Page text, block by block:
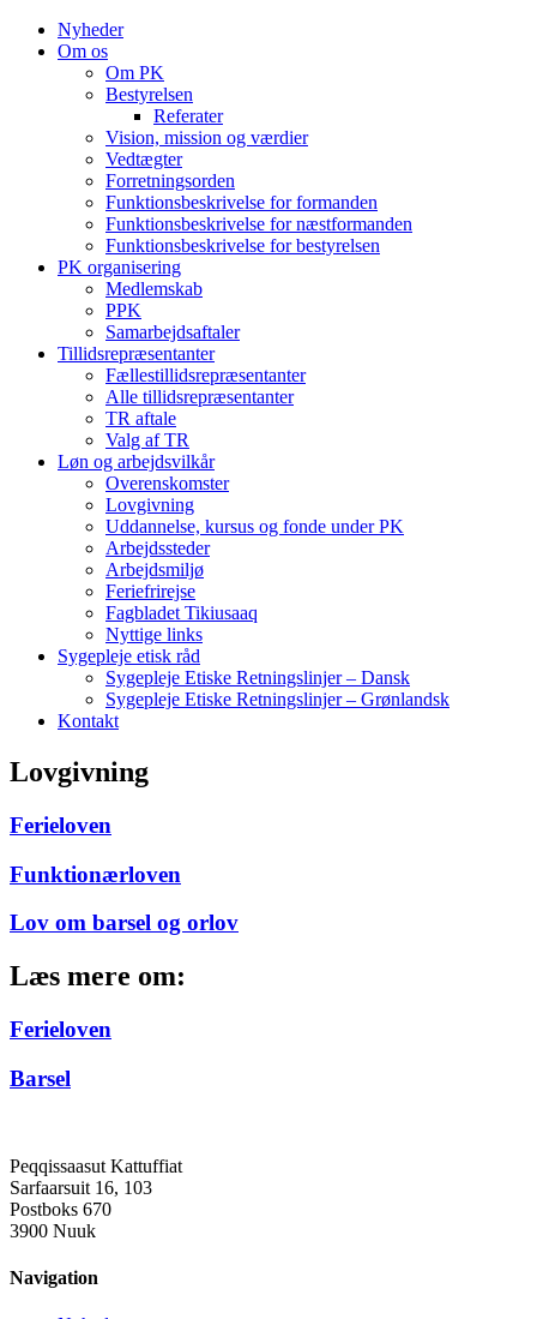
Nyheder
Om os
Om PK
Bestyrelsen
Referater
Vision, mission og værdier
Vedtægter
Forretningsorden
Funktionsbeskrivelse for formanden
Funktionsbeskrivelse for næstformanden
Funktionsbeskrivelse for bestyrelsen
PK organisering
Medlemskab
PPK
Samarbejdsaftaler
Tillidsrepræsentanter
Fællestillidsrepræsentanter
Alle tillidsrepræsentanter
TR aftale
Valg af TR
Løn og arbejdsvilkår
Overenskomster
Lovgivning
Uddannelse, kursus og fonde under PK
Arbejdssteder
Arbejdsmiljø
Feriefrirejse
Fagbladet Tikiusaaq
Nyttige links
Sygepleje etisk råd
Sygepleje Etiske Retningslinjer – Dansk
Sygepleje Etiske Retningslinjer – Grønlandsk
Kontakt
Lovgivning
Ferieloven
Funktionærloven
Lov om barsel og orlov
Læs mere om:
Ferieloven
Barsel
Peqqissaasut Kattuffiat
Sarfaarsuit 16, 103
Postboks 670
3900 Nuuk
Navigation